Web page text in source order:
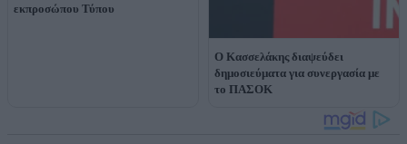
εκπροσώπου Τύπου
Ο Κασσελάκης διαψεύδει
δημοσιεύματα για συνεργασία με
το ΠΑΣΟΚ